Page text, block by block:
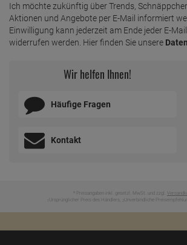
Ich möchte zukünftig über Trends,
Aktionen und Angebote per E-Mail informiert
Einwilligung kann jederzeit am Ende jeder E-
widerrufen werden. Hier finden Sie unsere
Wir helfen Ihnen!
Häufige Fragen
Kontakt
* Preisangaben inkl. gesetzl. MwSt. und zzgl.
Ursprünglicher Preis des Händlers, Unverbindliche